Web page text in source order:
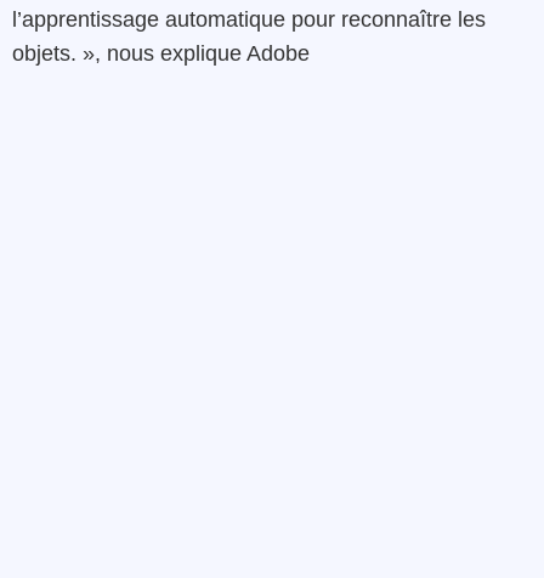
l’apprentissage automatique pour reconnaître les
objets. », nous explique Adobe